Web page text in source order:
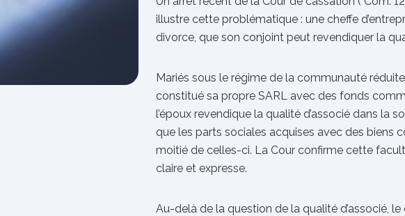
illustre cette problématique : une cheffe
divorce, que son conjoint peut revendiquer la
Mariés sous le régime de la communauté
constitué sa propre SARL avec des fonds
l’époux revendique la qualité d’associé dans la
que les parts sociales acquises avec des biens
moitié de celles-ci. La Cour confirme cette
claire et expresse.
Au-delà de la question de la qualité d’associé,